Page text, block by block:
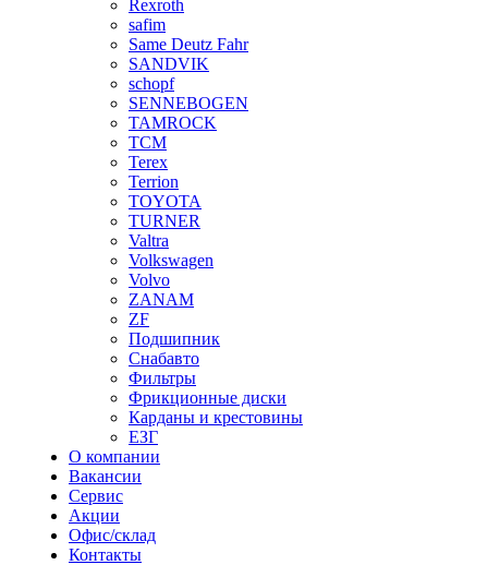
Rexroth
safim
Same Deutz Fahr
SANDVIK
schopf
SENNEBOGEN
TAMROCK
TCM
Terex
Terrion
TOYOTA
TURNER
Valtra
Volkswagen
Volvo
ZANAM
ZF
Подшипник
Снабавто
Фильтры
Фрикционные диски
Карданы и крестовины
ЕЗГ
О компании
Вакансии
Сервис
Акции
Офис/склад
Контакты